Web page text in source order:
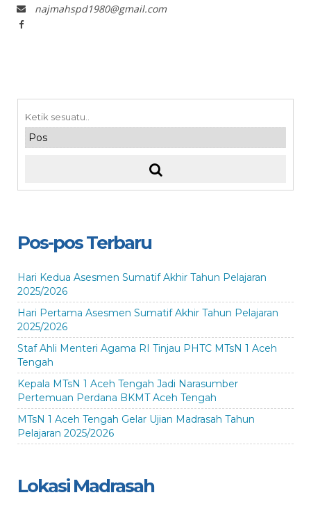
najmahspd1980@gmail.com
Pos-pos Terbaru
Hari Kedua Asesmen Sumatif Akhir Tahun Pelajaran
2025/2026
Hari Pertama Asesmen Sumatif Akhir Tahun Pelajaran
2025/2026
Staf Ahli Menteri Agama RI Tinjau PHTC MTsN 1 Aceh
Tengah
Kepala MTsN 1 Aceh Tengah Jadi Narasumber
Pertemuan Perdana BKMT Aceh Tengah
MTsN 1 Aceh Tengah Gelar Ujian Madrasah Tahun
Pelajaran 2025/2026
Lokasi Madrasah